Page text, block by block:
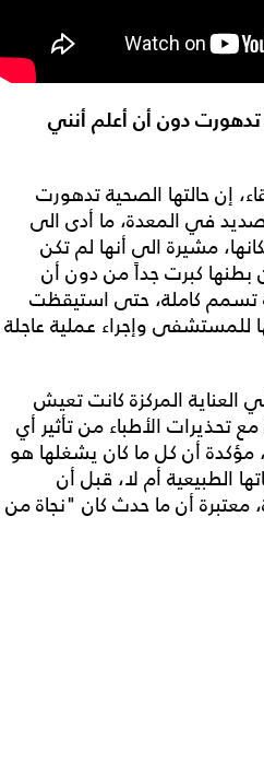
دون أن أعلم أنني
إن حالتها الصحية تدهورت
في المعدة، ما أدى الى
مشيرة الى أنها لم تكن
كبرت جداً من دون أن
تسمم كاملة، حتى استيقظت
وإجراء عملية عاجلة
العناية المركزة كانت تعيش
تحذيرات الأطباء من تأثير أي
أن كل ما كان يشغلها هو
الطبيعية أم لا، قبل أن
معتبرة أن ما حدث كان "نجاة من